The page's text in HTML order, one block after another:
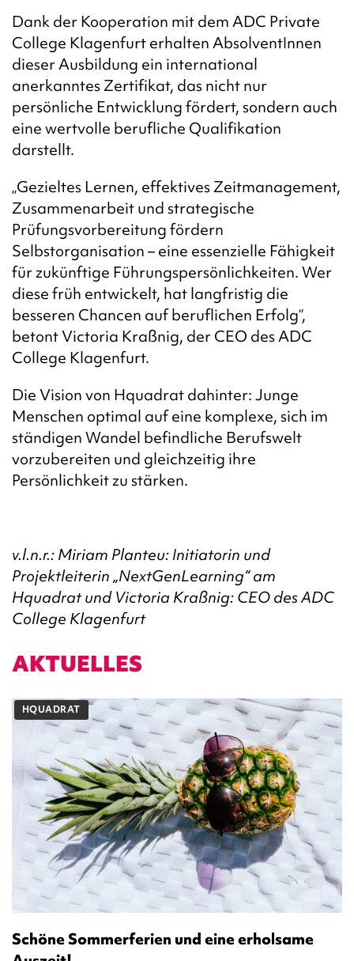
Dank der Kooperation mit dem ADC Private
College Klagenfurt erhalten AbsolventInnen
dieser Ausbildung ein international
anerkanntes Zertifikat, das nicht nur
persönliche Entwicklung fördert, sondern auch
eine wertvolle berufliche Qualifikation
darstellt.
„Gezieltes Lernen, effektives Zeitmanagement,
Zusammenarbeit und strategische
Prüfungsvorbereitung fördern
Selbstorganisation – eine essenzielle Fähigkeit
für zukünftige Führungspersönlichkeiten. Wer
diese früh entwickelt, hat langfristig die
besseren Chancen auf beruflichen Erfolg“,
betont Victoria Kraßnig, der CEO des ADC
College Klagenfurt.
Die Vision von Hquadrat dahinter: Junge
Menschen optimal auf eine komplexe, sich im
ständigen Wandel befindliche Berufswelt
vorzubereiten und gleichzeitig ihre
Persönlichkeit zu stärken.
v.l.n.r.: Miriam Planteu: Initiatorin und
Projektleiterin „NextGenLearning“ am
Hquadrat und Victoria Kraßnig: CEO des ADC
College Klagenfurt
AKTUELLES
HQUADRAT
Schöne Sommerferien und eine erholsame